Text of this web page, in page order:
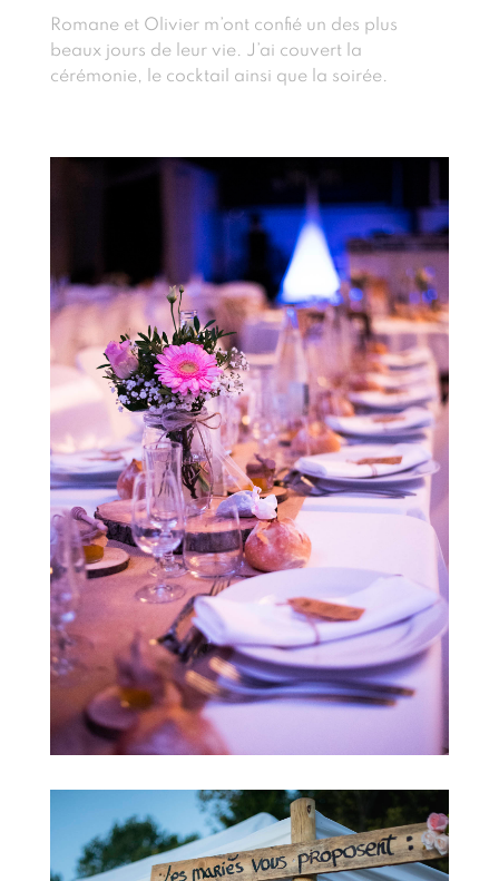
Romane et Olivier m’ont confié un des plus
beaux jours de leur vie. J’ai couvert la
cérémonie, le cocktail ainsi que la soirée.